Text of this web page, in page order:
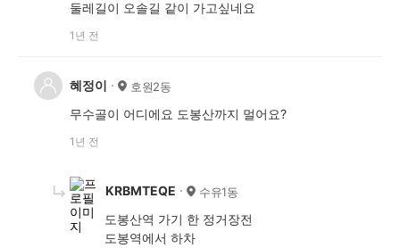
둘레길이 오솔길 같이 가고싶네요
1년 전
혜정이 호원2동
무수골이 어디에요 도봉산까지 멀어요?
1년 전
KRBMTEQE 수유1동
도봉산역 가기 한 정거장전
도봉역에서 하차